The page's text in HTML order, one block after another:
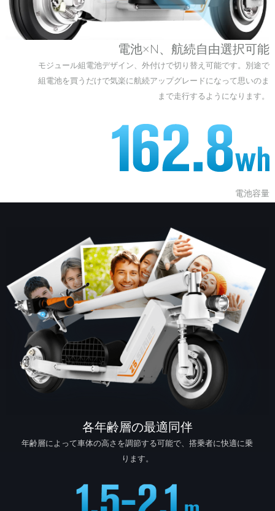
電池×N、航続自由選択可能
モジュール組電池デザイン、外付けで切り替え可能です。別途で
組電池を買うだけで気楽に航続アップグレードになって思いのま
まで走行するようになります。
電池容量
各年齢層の最適同伴
年齢層によって車体の高さを調節する可能で、搭乗者に快適に乗
ります。